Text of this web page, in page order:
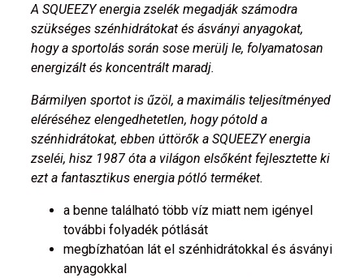
A SQUEEZY energia zselék megadják számodra
szükséges szénhidrátokat és ásványi anyagokat,
hogy a sportolás során sose merülj le, folyamatosan
energizált és koncentrált maradj.
Bármilyen sportot is űzöl, a maximális teljesítményed
eléréséhez elengedhetetlen, hogy pótold a
szénhidrátokat, ebben úttörők a SQUEEZY energia
zseléi, hisz 1987 óta a világon elsőként fejlesztette ki
ezt a fantasztikus energia pótló terméket.
a benne található több víz miatt nem igényel
további folyadék pótlását
megbízhatóan lát el szénhidrátokkal és ásványi
anyagokkal